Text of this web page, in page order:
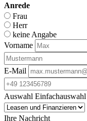
Anrede
Frau
Herr
keine Angabe
Vorname
E-Mail
Auswahl Einfachauswahl
Ihre Nachricht